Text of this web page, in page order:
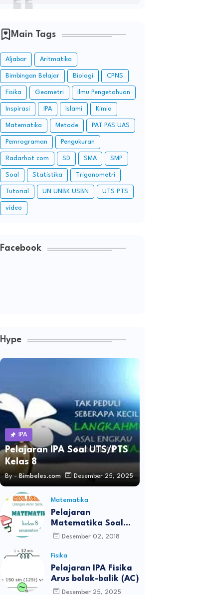
Main Tags
Aljabar Aritmatika
Bimbingan Belajar Biologi CPNS
Fisika Geometri Ilmu Pengetahuan
Inspirasi IPA Islami Kimia
Matematika Metode PAT PAS UAS
Pemrograman Pengukuran
Radarhot com SD SMA SMP
Soal Statistika Trigonometri
Tutorial UN UNBK USBN UTS PTS
video
Facebook
Hype
IPA
Pelajaran IPA Soal UTS/PTS
Kelas 8
By - Bimbeles.com Desember 25, 2025
Matematika
Pelajaran
Matematika Soal
UAS Kelas 8
Desember 02, 2018
Fisika
Pelajaran IPA Fisika
Arus bolak-balik (AC)
Desember 25, 2025